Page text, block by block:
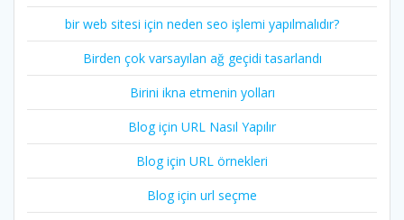
bir web sitesi için neden seo işlemi yapılmalıdır?
Birden çok varsayılan ağ geçidi tasarlandı
Birini ikna etmenin yolları
Blog için URL Nasıl Yapılır
Blog için URL örnekleri
Blog için url seçme